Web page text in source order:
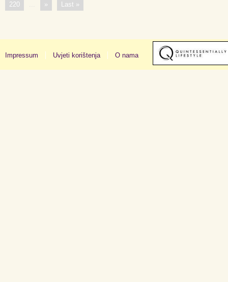
220
... » Last »
Impressum Uvjeti korištenja O nama